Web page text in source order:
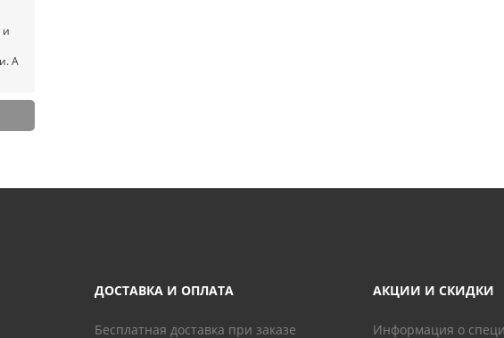
и
А
ДОСТАВКА И ОПЛАТА
Бесплатная доставка при заказе
АКЦИИ И СКИДКИ
Информация о